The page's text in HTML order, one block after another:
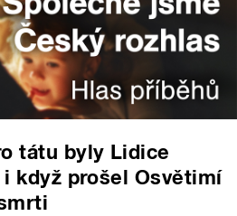
tátu byly Lidice
když prošel Osvětimí